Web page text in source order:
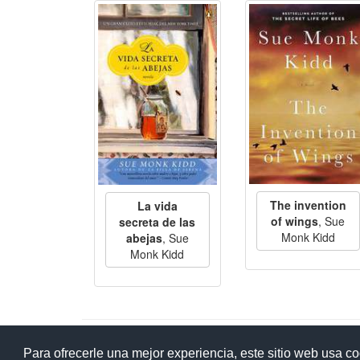
Para ofrecerle una mejor experiencia, este sitio web usa
La vida
secreta de las
abejas, Sue
Monk Kidd
The invention
of wings, Sue
Monk Kidd